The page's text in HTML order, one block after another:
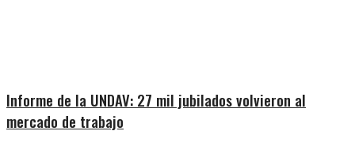
Informe de la UNDAV: 27 mil jubilados volvieron al
mercado de trabajo